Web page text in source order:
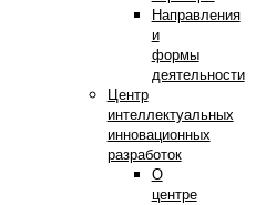
Направления
и
формы
деятельности
Центр
интеллектуальных
инновационных
разработок
О
центре